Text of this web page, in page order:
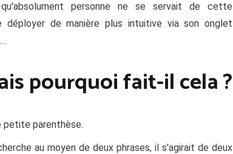
personne ne se servait de cette
de manière plus intuitive via son onglet
…
pourquoi fait-il cela ?
petite parenthèse.
au moyen de deux phrases, il s'agirait de deux